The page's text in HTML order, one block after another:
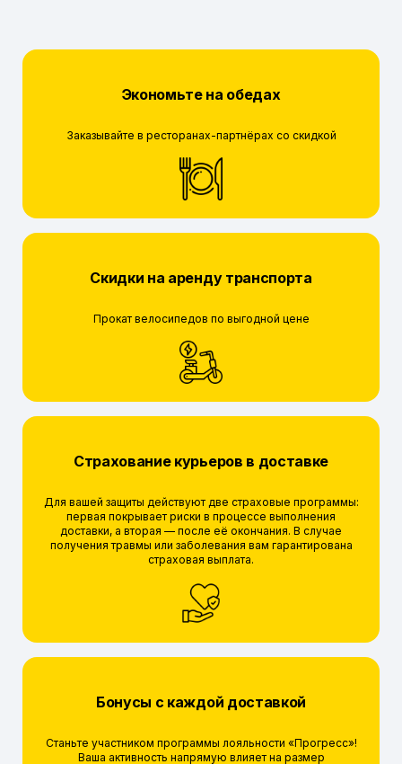
Экономьте на обедах
Заказывайте в ресторанах-партнёрах со скидкой
Скидки на аренду транспорта
Прокат велосипедов по выгодной цене
Страхование курьеров в доставке
Для вашей защиты действуют две страховые программы:
первая покрывает риски в процессе выполнения
доставки, а вторая — после её окончания. В случае
получения травмы или заболевания вам гарантирована
страховая выплата.
Бонусы с каждой доставкой
Станьте участником программы лояльности «Прогресс»!
Ваша активность напрямую влияет на размер